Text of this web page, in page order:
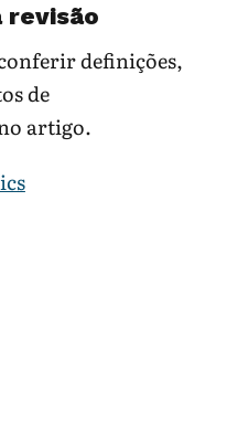
revisão
definições,
de
artigo.